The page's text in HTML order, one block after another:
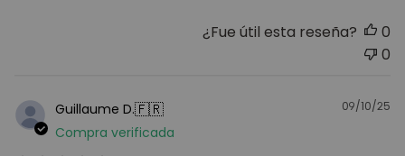
¿Fue útil esta reseña?
0
0
Guillaume D.🇫🇷
Compra verificada
09/10/25